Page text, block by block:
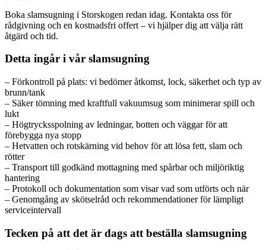
Boka slamsugning i Storskogen redan idag. Kontakta oss för
rådgivning och en kostnadsfri offert – vi hjälper dig att välja rätt
åtgärd och tid.
Detta ingår i vår slamsugning
– Förkontroll på plats: vi bedömer åtkomst, lock, säkerhet och typ av
brunn/tank
– Säker tömning med kraftfull vakuumsug som minimerar spill och
lukt
– Högtrycksspolning av ledningar, botten och väggar för att
förebygga nya stopp
– Hetvatten och rotskärning vid behov för att lösa fett, slam och
rötter
– Transport till godkänd mottagning med spårbar och miljöriktig
hantering
– Protokoll och dokumentation som visar vad som utförts och när
– Genomgång av skötselråd och rekommendationer för lämpligt
serviceintervall
Tecken på att det är dags att beställa slamsugning